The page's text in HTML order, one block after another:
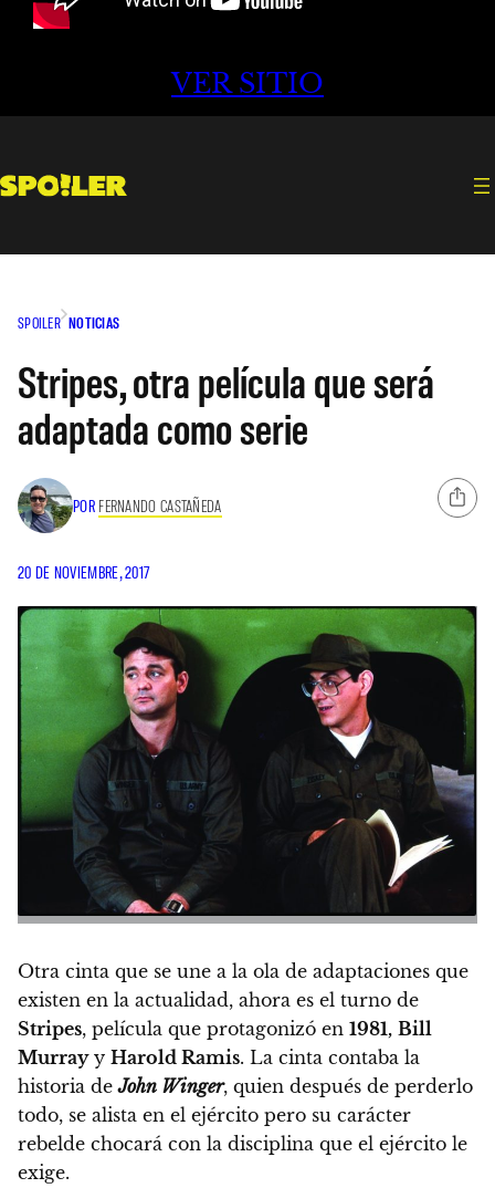
VER SITIO
SPOILER NOTICIAS
Stripes, otra película que será
adaptada como serie
POR FERNANDO CASTAÑEDA
20 DE NOVIEMBRE, 2017
Otra cinta que se une a la ola de adaptaciones que
existen en la actualidad, ahora es el turno de
Stripes, película que protagonizó en 1981, Bill
Murrayy Harold Ramis. La cinta contaba la
historia deJohn Winger, quien después de perderlo
todo, se alista en el ejército pero su carácter
rebelde chocará con la disciplina que el ejército le
exige.